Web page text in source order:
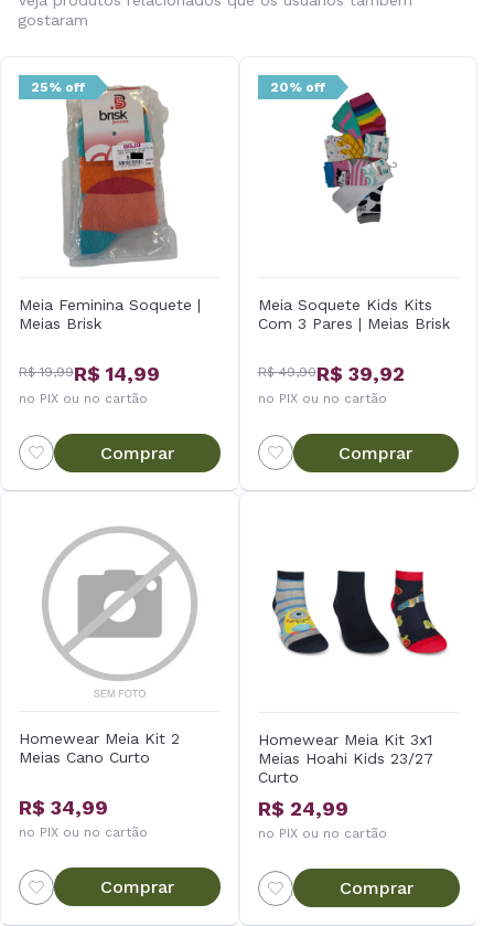
gostaram
25% off
Meia Feminina Soquete |
Meias Brisk
R$ 19,99R$ 14,99
no PIX ou no cartão
Comprar
20% off
Meia Soquete Kids Kits
Com 3 Pares | Meias Brisk
R$ 49,90R$ 39,92
no PIX ou no cartão
Comprar
Homewear Meia Kit 2
Meias Cano Curto
R$ 34,99
no PIX ou no cartão
Comprar
Homewear Meia Kit 3x1
Meias Hoahi Kids 23/27
Curto
R$ 24,99
no PIX ou no cartão
Comprar